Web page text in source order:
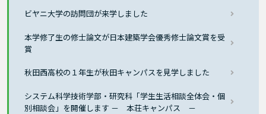
ビヤニ大学の訪問団が来学しました
本学修了生の修士論文が日本建築学会優秀修士論文賞を受
賞
秋田西高校の１年生が秋田キャンパスを見学しました
システム科学技術学部・研究科「学生生活相談全体会・個
別相談会」を開催します － 本荘キャンパス －